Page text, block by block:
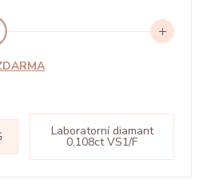
Laboratorní diamant
0,108ct VS1/F